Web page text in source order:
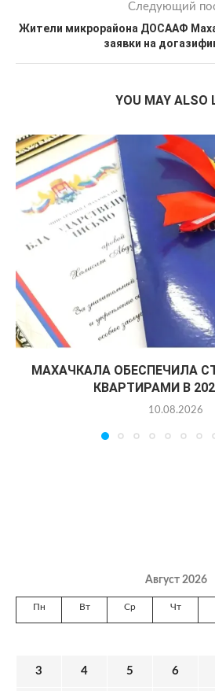
Следующий
Жители микрорайона ДОСААФ
заявки на
YOU MAY ALSO
МАХАЧКАЛА ОБЕСПЕЧИЛА
КВАРТИРАМИ В
10.08.2026
Август 2026
Пн Вт Ср Чт
3 4 5 6